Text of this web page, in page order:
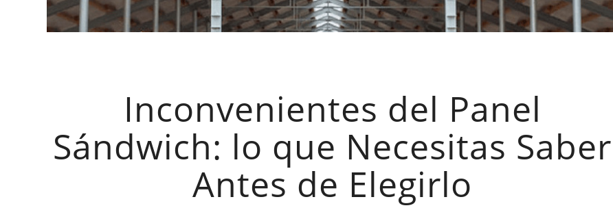
Inconvenientes del Panel
Sándwich: lo que Necesitas Saber
Antes de Elegirlo